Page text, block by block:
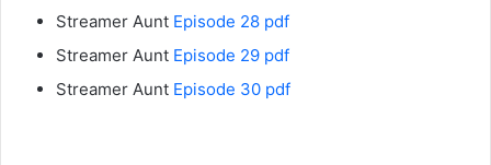
Streamer Aunt Episode 28 pdf
Streamer Aunt Episode 29 pdf
Streamer Aunt Episode 30 pdf